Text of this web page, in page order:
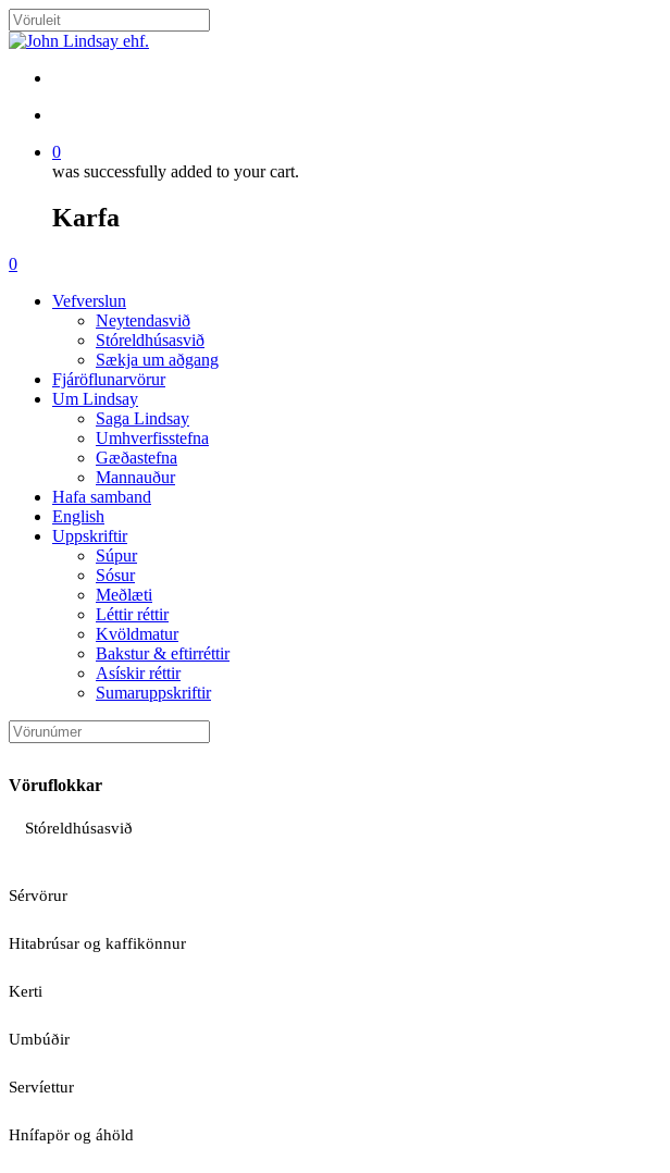
Skip
to
content
Close
0
was successfully added to your cart.
Karfa
Menu
search
account
0
Vefverslun
Neytendasvið
Stóreldhúsasvið
Sækja um aðgang
Fjáröflunarvörur
Um Lindsay
Saga Lindsay
Umhverfisstefna
Gæðastefna
Mannauður
Hafa samband
English
Uppskriftir
Súpur
Sósur
Meðlæti
Léttir réttir
Kvöldmatur
Bakstur & eftirréttir
Asískir réttir
Sumaruppskriftir
Vöruflokkar
Stóreldhúsasvið
Sérvörur
Hitabrúsar og kaffikönnur
Kerti
Umbúðir
Servíettur
Hnífapör og áhöld